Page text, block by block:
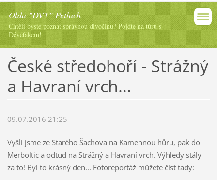
Olda "DVT" Petlach
Chtěli byste poznat správnou divočinu? Pojďte na túru s
Dévéťákem!
České středohoří - Strážný
a Havraní vrch...
09.07.2016 21:25
Vyšli jsme ze Starého Šachova na Kamennou hůru, pak do
Merboltic a odtud na Strážný a Havraní vrch. Výhledy stály
za to! Byl to krásný den... Fotoreportáž můžete číst tady: